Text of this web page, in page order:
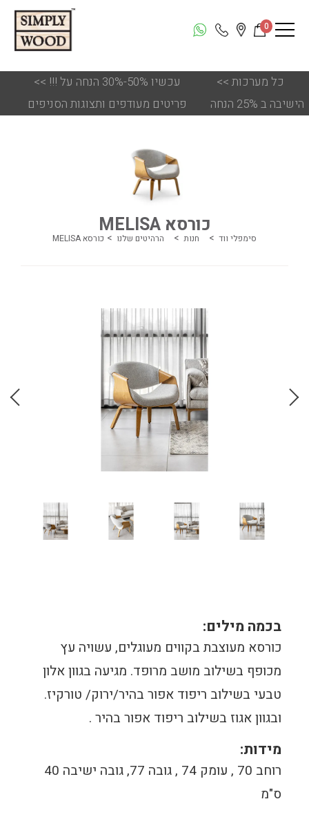
0
<< !!! עכשיו 50%-30% הנחה על
פריטים מעודפים ותצוגות הסניפים
<< כל מערכות
הישיבה ב 25% הנחה
כורסא MELISA
סימפלי ווד חנות הרהיטים שלנו כורסא MELISA
בכמה מילים:
כורסא מעוצבת בקווים מעוגלים, עשויה עץ
מכופף בשילוב מושב מרופד. מגיעה בגוון אלון
טבעי בשילוב ריפוד אפור בהיר/ירוק/ טורקיז.
ובגוון אגוז בשילוב ריפוד אפור בהיר .
מידות:
רוחב 70 , עומק 74 , גובה 77, גובה ישיבה 40
ס"מ